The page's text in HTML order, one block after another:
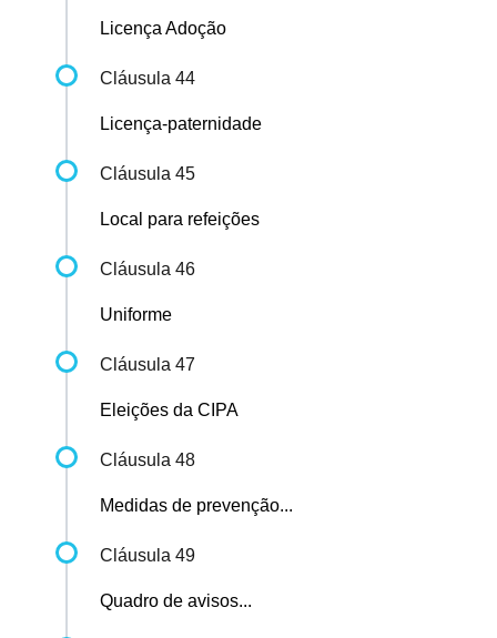
Licença Adoção
Cláusula 44
Licença-paternidade
Cláusula 45
Local para refeições
Cláusula 46
Uniforme
Cláusula 47
Eleições da CIPA
Cláusula 48
Medidas de prevenção...
Cláusula 49
Quadro de avisos...